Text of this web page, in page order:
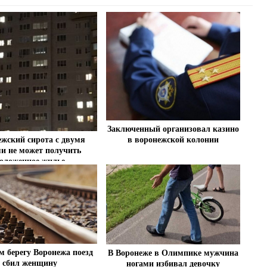
сирота с двумя
не может получить
жилье
Заключенный организовал казино
в воронежской колонии
берегу Воронежа поезд
сбил женщину
В Воронеже в Олимпике мужчина
ногами избивал девочку